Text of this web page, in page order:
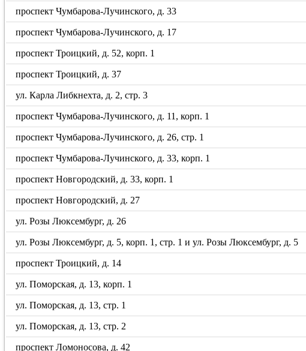
проспект Чумбарова-Лучинского, д. 33
проспект Чумбарова-Лучинского, д. 17
проспект Троицкий, д. 52, корп. 1
проспект Троицкий, д. 37
ул. Карла Либкнехта, д. 2, стр. 3
проспект Чумбарова-Лучинского, д. 11, корп. 1
проспект Чумбарова-Лучинского, д. 26, стр. 1
проспект Чумбарова-Лучинского, д. 33, корп. 1
проспект Новгородский, д. 33, корп. 1
проспект Новгородский, д. 27
ул. Розы Люксембург, д. 26
ул. Розы Люксембург, д. 5, корп. 1, стр. 1 и ул. Розы Люксембург, д. 5
проспект Троицкий, д. 14
ул. Поморская, д. 13, корп. 1
ул. Поморская, д. 13, стр. 1
ул. Поморская, д. 13, стр. 2
проспект Ломоносова, д. 42